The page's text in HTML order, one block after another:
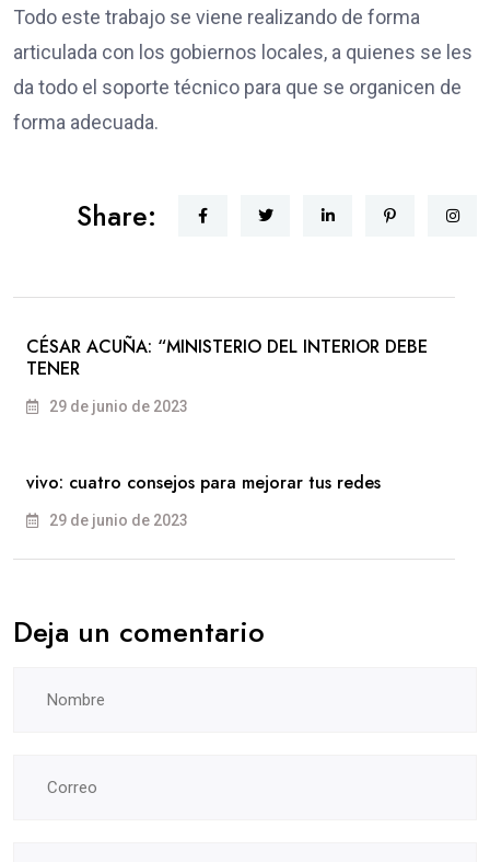
Todo este trabajo se viene realizando de forma
articulada con los gobiernos locales, a quienes se les
da todo el soporte técnico para que se organicen de
forma adecuada.
Share:
CÉSAR ACUÑA: “MINISTERIO DEL INTERIOR DEBE
TENER
29 de junio de 2023
vivo: cuatro consejos para mejorar tus redes
29 de junio de 2023
Deja un comentario